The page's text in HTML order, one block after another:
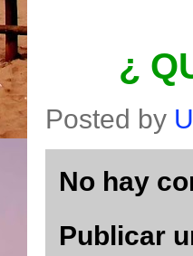
¿
Posted by
No hay
Publicar